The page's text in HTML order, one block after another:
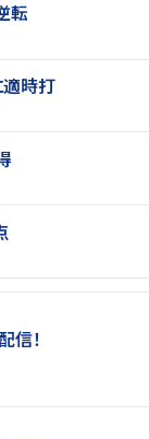
転
時打
信！